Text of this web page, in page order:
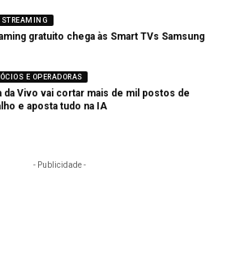
STREAMING
gratuito chega às Smart TVs Samsung
E OPERADORAS
da Vivo vai cortar mais de mil postos de
e aposta tudo na IA
- Publicidade -